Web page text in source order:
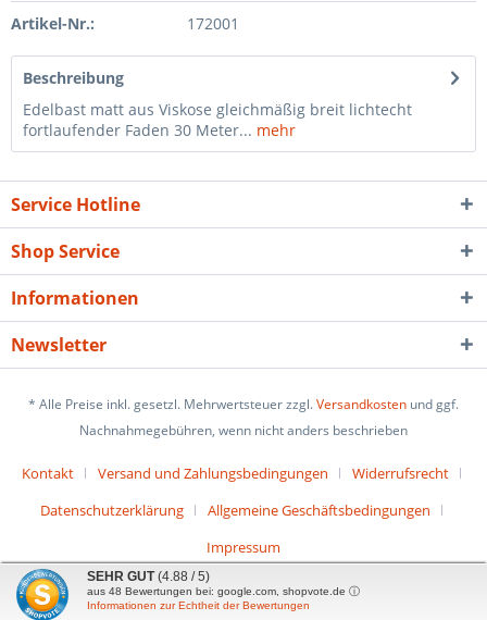
Artikel-Nr.: 172001
Beschreibung
Edelbast matt aus Viskose gleichmäßig breit lichtecht
fortlaufender Faden 30 Meter... mehr
Service Hotline
Shop Service
Informationen
Newsletter
* Alle Preise inkl. gesetzl. Mehrwertsteuer zzgl.Versandkosten und ggf.
Nachnahmegebühren, wenn nicht anders beschrieben
Kontakt Versand und Zahlungsbedingungen
Widerrufsrecht
Datenschutzerklärung
Allgemeine Geschäftsbedingungen
Impressum
SEHR GUT (4.88 / 5)
aus 48 Bewertungen bei: google.com, shopvote.de ⓘ
Informationen zur Echtheit der Bewertungen